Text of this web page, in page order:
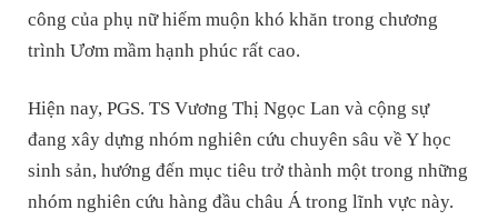
công của phụ nữ hiếm muộn khó khăn trong chương
trình Ươm mầm hạnh phúc rất cao.
Hiện nay, PGS. TS Vương Thị Ngọc Lan và cộng sự
đang xây dựng nhóm nghiên cứu chuyên sâu về Y học
sinh sản, hướng đến mục tiêu trở thành một trong những
nhóm nghiên cứu hàng đầu châu Á trong lĩnh vực này.